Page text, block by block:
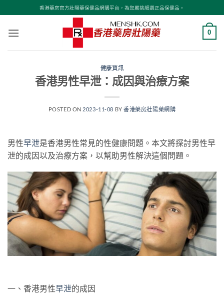
to
content
香港藥房官方壯陽藥保健品網購平台，為您嚴挑細選正品保健品。
0
健康資訊
香港男性早泄：成因與治療方案
POSTED ON 2023-11-08 BY香港藥房壯陽藥網購
男性早泄是香港男性常見的性健康問題。本文將探討男性早
泄的成因以及治療方案，以幫助男性解決這個問題。
一、香港男性早泄的成因